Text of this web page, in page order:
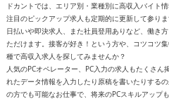
ドカントでは、エリア別・業種別に高収入バイト
注目のピックアップ求人も定期的に更新して参り
日払いや即決求人、また社員登用ありなど、働き
ただけます。接客が好き！という方や、コツコツ
種で高収入求人を探してみませんか？
人気のPCオペレーター、PC入力の求人もたくさ
れたデータ情報を入力したり原稿を書いたりする
の方でも可能なお仕事で、将来のPCスキルアップ